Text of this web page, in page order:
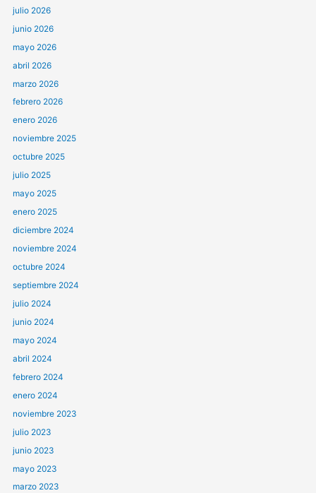
julio 2026
junio 2026
mayo 2026
abril 2026
marzo 2026
febrero 2026
enero 2026
noviembre 2025
octubre 2025
julio 2025
mayo 2025
enero 2025
diciembre 2024
noviembre 2024
octubre 2024
septiembre 2024
julio 2024
junio 2024
mayo 2024
abril 2024
febrero 2024
enero 2024
noviembre 2023
julio 2023
junio 2023
mayo 2023
marzo 2023